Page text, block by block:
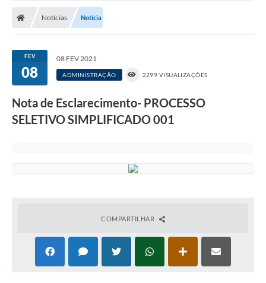
Notícias Notícia
FEV
08
08 FEV 2021
ADMINISTRAÇÃO 2299 VISUALIZAÇÕES
Nota de Esclarecimento- PROCESSO
SELETIVO SIMPLIFICADO 001
COMPARTILHAR